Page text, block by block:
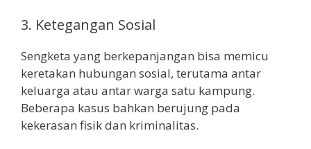
3. Ketegangan Sosial
Sengketa yang berkepanjangan bisa memicu
keretakan hubungan sosial, terutama antar
keluarga atau antar warga satu kampung.
Beberapa kasus bahkan berujung pada
kekerasan fisik dan kriminalitas.